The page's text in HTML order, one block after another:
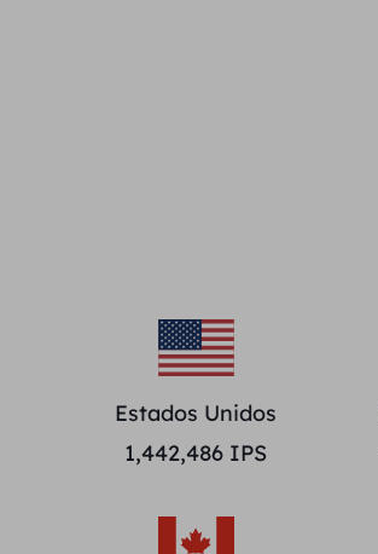
Estados Unidos
1,442,486 IPS